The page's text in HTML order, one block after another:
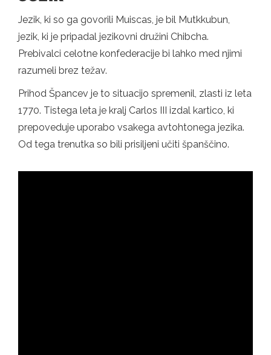
Jezik, ki so ga govorili Muiscas, je bil Mutkkubun,
jezik, ki je pripadal jezikovni družini Chibcha.
Prebivalci celotne konfederacije bi lahko med njimi
razumeli brez težav.
Prihod Špancev je to situacijo spremenil, zlasti iz leta
1770. Tistega leta je kralj Carlos III izdal kartico, ki
prepoveduje uporabo vsakega avtohtonega jezika.
Od tega trenutka so bili prisiljeni učiti španščino.